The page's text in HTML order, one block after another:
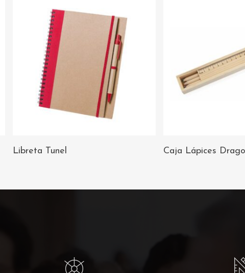
AÑADIR AL
Libreta Tunel Caja Lápices